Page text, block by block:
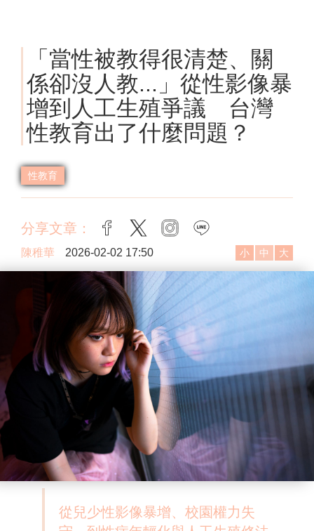
「當性被教得很清楚、關
係卻沒人教...」從性影像暴
增到人工生殖爭議 台灣
性教育出了什麼問題？
性教育
分享文章： facebook
twitter instagram
陳稚華 2026-02-02 17:50 小 中 大
從兒少性影像暴增、校園權力失